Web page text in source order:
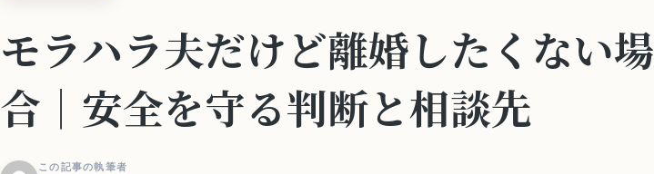
モラハラ夫だけど離婚したくない場
合｜安全を守る判断と相談先
この記事の執筆者